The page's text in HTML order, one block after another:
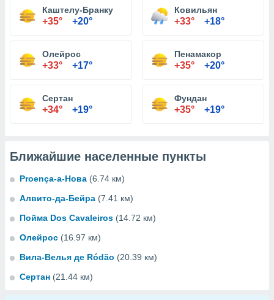
Каштелу-Бранку
+35° +20°
Ковильян
+33° +18°
Олейрос
+33° +17°
Пенамакор
+35° +20°
Сертан
+34° +19°
Фундан
+35° +19°
Ближайшие населенные пункты
Proença-а-Нова (6.74 км)
Алвито-да-Бейра (7.41 км)
Пойма Dos Cavaleiros (14.72 км)
Олейрос (16.97 км)
Вила-Велья де Ródão (20.39 км)
Сертан (21.44 км)